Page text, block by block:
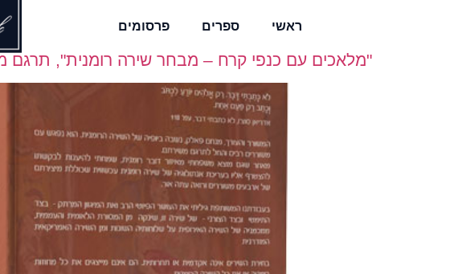
ראשי ספרים פרסומים
"מלאכים עם כנפי קרח – מבחר שירה רומנית", תרגם